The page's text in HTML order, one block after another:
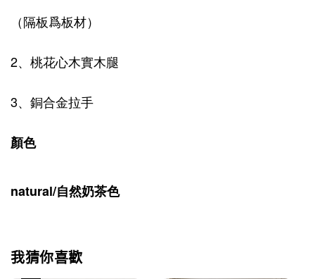
（隔板爲板材）
2、桃花心木實木腿
3、銅合金拉手
顏色
natural/自然奶茶色
我猜你喜歡